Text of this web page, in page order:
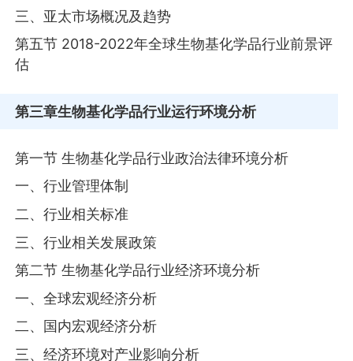
三、亚太市场概况及趋势
第五节 2018-2022年全球生物基化学品行业前景评
估
第三章生物基化学品行业运行环境分析
第一节 生物基化学品行业政治法律环境分析
一、行业管理体制
二、行业相关标准
三、行业相关发展政策
第二节 生物基化学品行业经济环境分析
一、全球宏观经济分析
二、国内宏观经济分析
三、经济环境对产业影响分析